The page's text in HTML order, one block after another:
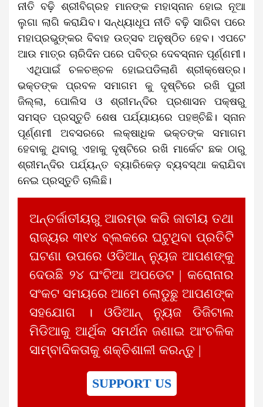
ନୀତି ବଢ଼ି ଶ୍ରୀବିଗ୍ରହ ମାନଙ୍କ ମହାସ୍ନାନ ହୋଇ ନୂଆ
ଲୁଗା ଲାଗି କରାଯିବ। ସନ୍ଧ୍ୟାଧୂପ ନୀତି ବଢ଼ି ସାରିବା ପରେ
ମହାପ୍ରଭୁଙ୍କର ବିବାହ ଉତ୍ସବ ଅନୁଷ୍ଠିତ ହେବ। ଏପଟେ
ଆଉ ମାତ୍ର ଚାରିଦିନ ପରେ ପବିତ୍ର ଦେବସ୍ନାନ ପୂର୍ଣ୍ଣମୀ।
ଏଥିପାଇଁ ଚଳଚଞ୍ଚଳ ହୋଇପଡିଲାଣି ଶ୍ରୀକ୍ଷେତ୍ର।
ଭକ୍ତଙ୍କ ପ୍ରବଳ ସମାଗମ କୁ ଦୃଷ୍ଟିରେ ରଖି ପୁରୀ
ଜିଲ୍ଲା, ପୋଲିସ ଓ ଶ୍ରୀମନ୍ଦିର ପ୍ରଶାସନ ପକ୍ଷରୁ
ସମସ୍ତ ପ୍ରସ୍ତୁତି ଶେଷ ପର୍ଯ୍ୟାୟରେ ପହଞ୍ଚିଛି। ସ୍ନାନ
ପୂର୍ଣ୍ଣମୀ ଅବସରରେ ଲକ୍ଷାଧିକ ଭକ୍ତଙ୍କ ସମାଗମ
ହେବାକୁ ଥିବାରୁ ଏହାକୁ ଦୃଷ୍ଟିରେ ରଖି ମାର୍କେଟ ଛକ ଠାରୁ
ଶ୍ରୀମନ୍ଦିର ପର୍ଯ୍ୟନ୍ତ ବ୍ୟାରିକେଡ଼ ବ୍ୟବସ୍ଥା କରାଯିବା
ନେଇ ପ୍ରସ୍ତୁତି ଚାଲିଛି।
ଅନ୍ତର୍ଜାତୀୟରୁ ଆରମ୍ଭ କରି ଜାତୀୟ ତଥା
ରାଜ୍ୟର ୩୧୪ ବ୍ଲକରେ ଘଟୁଥିବା ପ୍ରତିଟି
ଘଟଣା ଉପରେ ଓଡିଆନ୍ ନ୍ୟୁଜ ଆପଣଙ୍କୁ
ଦେଉଛି ୨୪ ଘଂଟିଆ ଅପଡେଟ | କରୋନାର
ସଂକଟ ସମୟରେ ଆମେ ଲୋଡୁଛୁ ଆପଣଙ୍କ
ସହଯୋଗ । ଓଡିଆନ୍ ନ୍ୟୁଜ ଡିଜିଟାଲ
ମିଡିଆକୁ ଆର୍ଥିକ ସମର୍ଥନ ଜଣାଇ ଆଂଚଳିକ
ସାମ୍ବାଦିକତାକୁ ଶକ୍ତିଶାଳୀ କରନ୍ତୁ |
SUPPORT US